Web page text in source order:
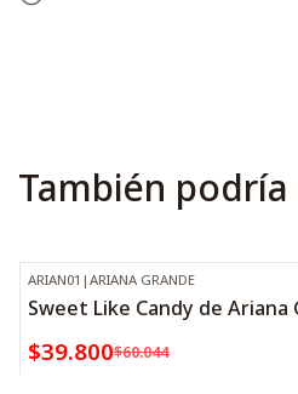
También
-34% OFF
ARIAN01 |ARIANA GRANDE
Sweet Like Candy de Ariana
$39.800$60.044